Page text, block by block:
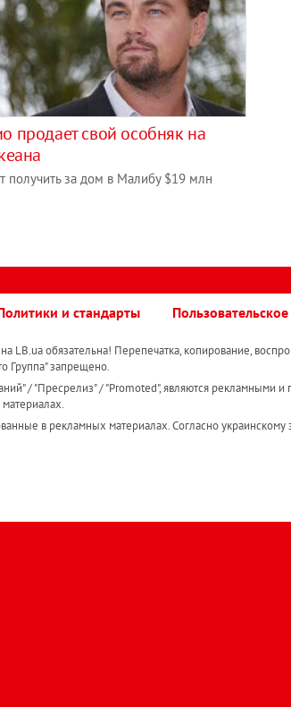
продает свой особняк на
получить за дом в Малибу $19 млн
и стандарты
обязательна! Перепечатка, копирование,
Группа" запрещено.
/ "Пресрелиз" / "Promoted", являются рекламными и
материалах.
в рекламных материалах. Согласно украинскому